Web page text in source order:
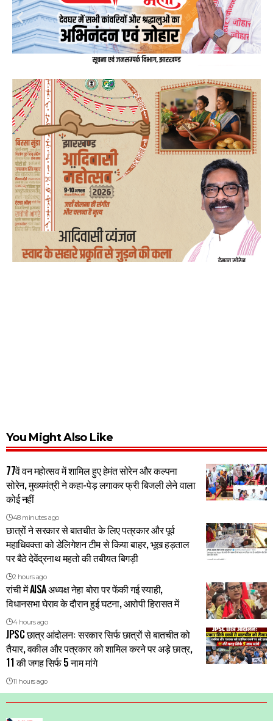
You Might Also Like
77वें वन महोत्सव में शामिल हुए हेमंत सोरेन और कल्पना
सोरेन, मुख्यमंत्री ने कहा-पेड़ लगाकर फ्री बिजली लेने वाला
कोई नहीं
48 minutes ago
छात्रों ने सरकार से बातचीत के लिए पत्रकार और पूर्व
महाधिवक्ता को डेलिगेशन टीम से किया बाहर, भूख हड़ताल
पर बैठे देवेंद्रनाथ महतो की तबीयत बिगड़ी
2 hours ago
रांची में AISA अध्यक्ष नेहा बोरा पर फेंकी गई स्याही,
विधानसभा घेराव के दौरान हुई घटना, आरोपी हिरासत में
4 hours ago
JPSC छात्र आंदोलनः सरकार सिर्फ छात्रों से बातचीत को
तैयार, वकील और पत्रकार को शामिल करने पर अड़े छात्र,
11 की जगह सिर्फ 5 नाम मांगे
11 hours ago